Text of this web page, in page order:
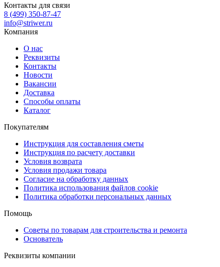
Контакты для связи
8 (499) 350-87-47
info@striwer.ru
Компания
О нас
Реквизиты
Контакты
Новости
Вакансии
Доставка
Способы оплаты
Каталог
Покупателям
Инструкция для составления сметы
Инструкция по расчету доставки
Условия возврата
Условия продажи товара
Согласие на обработку данных
Политика использования файлов cookie
Политика обработки персональных данных
Помощь
Советы по товарам для строительства и ремонта
Основатель
Реквизиты компании